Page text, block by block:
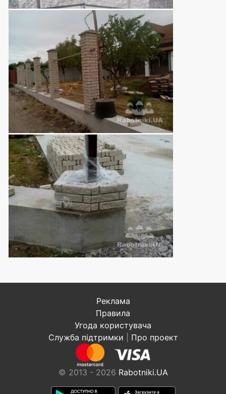
Реклама
Правила
Угода користувача
Служба підтримки
Про проект
© 2013 - 2026 Rabotniki.UA